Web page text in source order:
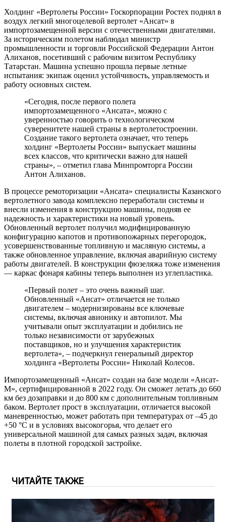
Холдинг «Вертолеты России» Госкорпорации Ростех поднял в
воздух легкий многоцелевой вертолет «Ансат» в
импортозамещенной версии с отечественными двигателями.
За историческим полетом наблюдал министр
промышленности и торговли Российской Федерации Антон
Алиханов, посетивший с рабочим визитом Республику
Татарстан. Машина успешно прошла первые летные
испытания: экипаж оценил устойчивость, управляемость и
работу основных систем.
«Сегодня, после первого полета
импортозамещенного «Ансата», можно с
уверенностью говорить о технологическом
суверенитете нашей страны в вертолетостроении.
Создание такого вертолета означает, что теперь
холдинг «Вертолеты России» выпускает машины
всех классов, что критически важно для нашей
страны», – отметил глава Минпромторга России
Антон Алиханов.
В процессе ремоторизации «Ансата» специалисты Казанского
вертолетного завода комплексно переработали системы и
внесли изменения в конструкцию машины, подняв ее
надежность и характеристики на новый уровень.
Обновленный вертолет получил модифицированную
конфигурацию капотов и противопожарных перегородок,
усовершенствованные топливную и масляную системы, а
также обновленное управление, включая аварийную систему
работы двигателей. В конструкции фюзеляжа тоже изменения
— каркас фонаря кабины теперь выполнен из углепластика.
«Первый полет – это очень важный шаг.
Обновленный «Ансат» отличается не только
двигателем – модернизированы все ключевые
системы, включая авионику и автопилот. Мы
учитывали опыт эксплуатации и добились не
только независимости от зарубежных
поставщиков, но и улучшения характеристик
вертолета», – подчеркнул генеральный директор
холдинга «Вертолеты России» Николай Колесов.
Импортозамещенный «Ансат» создан на базе модели «Ансат-
М», сертифицированной в 2022 году. Он сможет летать до 660
км без дозаправки и до 800 км с дополнительным топливным
баком. Вертолет прост в эксплуатации, отличается высокой
маневренностью, может работать при температурах от –45 до
+50 °C и в условиях высокогорья, что делает его
универсальной машиной для самых разных задач, включая
полеты в плотной городской застройке.
ЧИТАЙТЕ ТАКЖЕ